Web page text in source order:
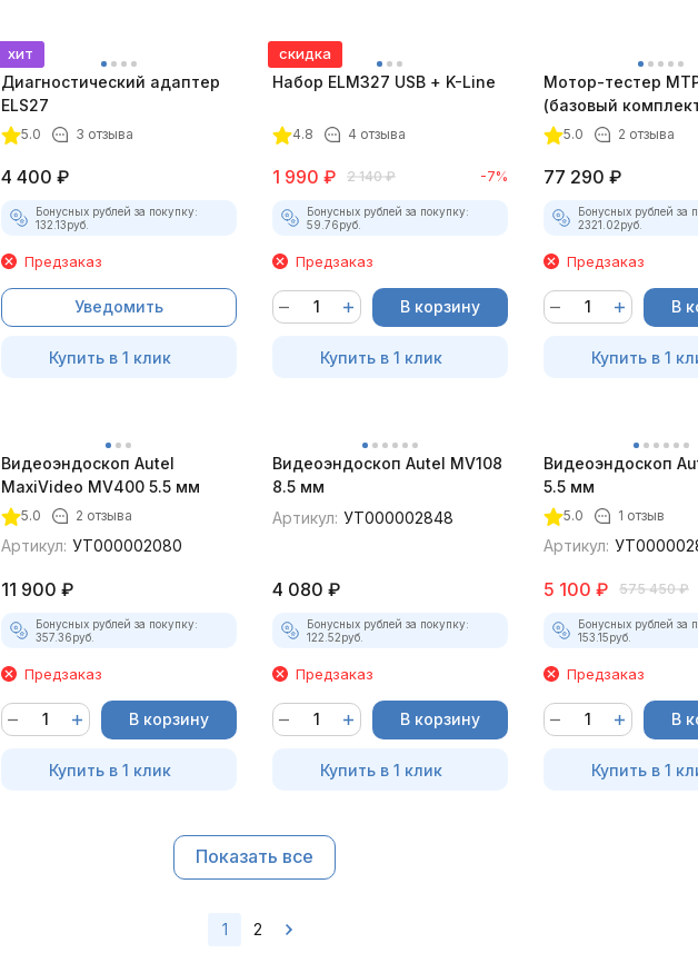
хит
Диагностический адаптер
ELS27
5.0 3 отзыва
4 400 ₽
Бонусных рублей за покупку:
132.13руб.
Предзаказ
Уведомить
Купить в 1 клик
скидка
Набор ELM327 USB + K-Line
4.8 4 отзыва
1 990 ₽ 2 140 ₽ -7%
Бонусных рублей за покупку:
59.76руб.
Предзаказ
В корзину
Купить в 1 клик
Мотор-тестер
(базовый
5.0 2 отзыва
77 290 ₽
Бонусных рублей за
2321.02руб.
Предзаказ
В
Купить в 1
Видеоэндоскоп Autel
MaxiVideo MV400 5.5 мм
5.0 2 отзыва
Артикул: УТ000002080
11 900 ₽
Бонусных рублей за покупку:
357.36руб.
Предзаказ
В корзину
Купить в 1 клик
Видеоэндоскоп Autel MV108
8.5 мм
Артикул: УТ000002848
4 080 ₽
Бонусных рублей за покупку:
122.52руб.
Предзаказ
В корзину
Купить в 1 клик
Видеоэндоскоп
5.5 мм
5.0 1 отзыв
Артикул:
5 100 ₽ 575 450 ₽
Бонусных рублей за
153.15руб.
Предзаказ
В
Купить в 1
Показать все
1 2